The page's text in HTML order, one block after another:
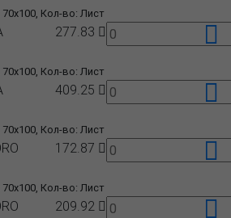
Кол-во: Лист
Кол-во: Лист
277.83
Кол-во: Лист
409.25
Кол-во: Лист
172.87
209.92